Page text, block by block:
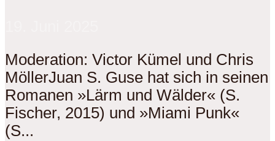
Moderation: Victor Kümel und Chris
MöllerJuan S. Guse hat sich in seinen
Romanen »Lärm und Wälder« (S.
Fischer, 2015) und »Miami Punk«
(S...